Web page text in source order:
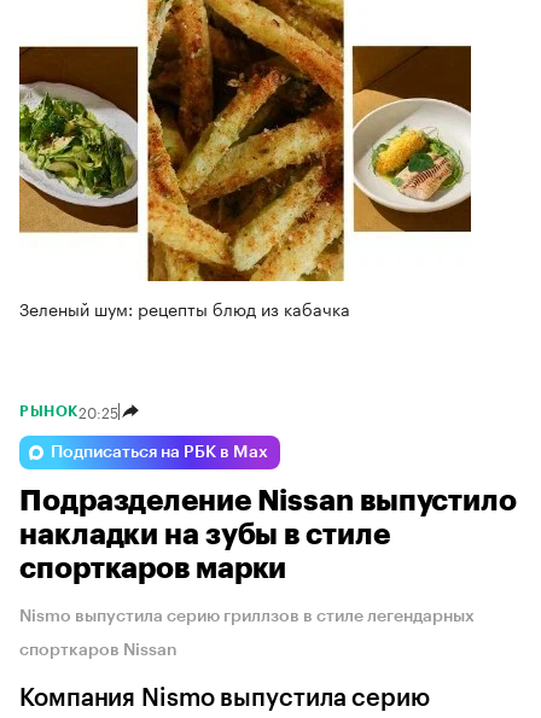
Зеленый шум: рецепты блюд из кабачка
РЫНОК20:25
Подписаться на РБК в Max
Подразделение Nissan выпустило
накладки на зубы в стиле
спорткаров марки
Nismo выпустила серию гриллзов в стиле легендарных
спорткаров Nissan
Компания Nismo выпустила серию